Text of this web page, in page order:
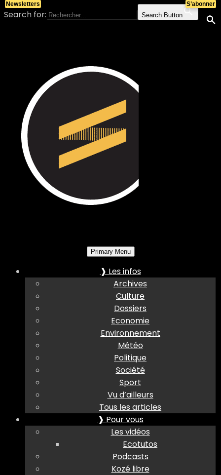
Search for: Search Button
Primary Menu
❱ Les infos
Archives
Culture
Dossiers
Economie
Environnement
Météo
Politique
Société
Sport
Vu d’ailleurs
Tous les articles
❱ Pour vous
Les vidéos
Ecotutos
Podcasts
Kozé libre
S’abonner
Newsletters